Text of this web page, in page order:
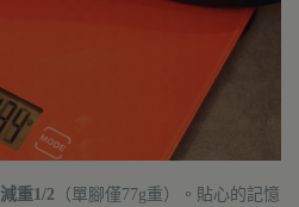
減重1/2 （單腳僅77g重）。 貼心的記憶